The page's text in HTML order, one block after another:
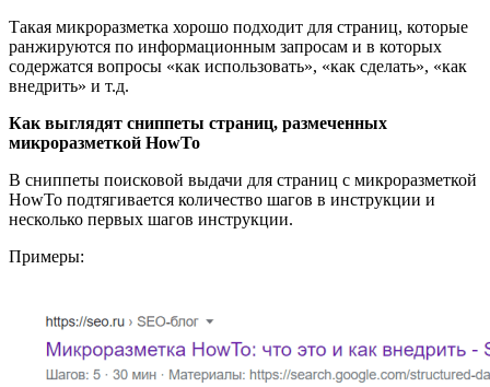
Такая микроразметка хорошо подходит для страниц, которые
ранжируются по информационным запросам и в которых
содержатся вопросы «как использовать», «как сделать», «как
внедрить» и т.д.
Как выглядят сниппеты страниц, размеченных
микроразметкой HowTo
В сниппеты поисковой выдачи для страниц с микроразметкой
HowTo подтягивается количество шагов в инструкции и
несколько первых шагов инструкции.
Примеры: